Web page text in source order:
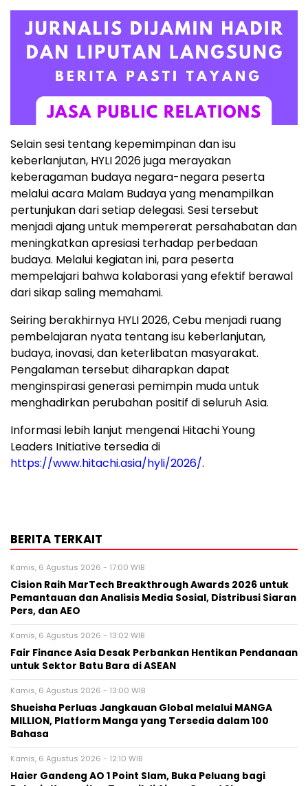
Selain sesi tentang kepemimpinan dan isu
keberlanjutan, HYLI 2026 juga merayakan
keberagaman budaya negara-negara peserta
melalui acara Malam Budaya yang menampilkan
pertunjukan dari setiap delegasi. Sesi tersebut
menjadi ajang untuk mempererat persahabatan dan
meningkatkan apresiasi terhadap perbedaan
budaya. Melalui kegiatan ini, para peserta
mempelajari bahwa kolaborasi yang efektif berawal
dari sikap saling memahami.
Seiring berakhirnya HYLI 2026, Cebu menjadi ruang
pembelajaran nyata tentang isu keberlanjutan,
budaya, inovasi, dan keterlibatan masyarakat.
Pengalaman tersebut diharapkan dapat
menginspirasi generasi pemimpin muda untuk
menghadirkan perubahan positif di seluruh Asia.
Informasi lebih lanjut mengenai Hitachi Young
Leaders Initiative tersedia di
https://www.hitachi.asia/hyli/2026/.
BERITA TERKAIT
Kamis, 6 Agustus 2026 - 17:00 WIB
Cision Raih MarTech Breakthrough Awards 2026 untuk
Pemantauan dan Analisis Media Sosial, Distribusi Siaran
Pers, dan AEO
Kamis, 6 Agustus 2026 - 13:02 WIB
Fair Finance Asia Desak Perbankan Hentikan Pendanaan
untuk Sektor Batu Bara di ASEAN
Kamis, 6 Agustus 2026 - 13:00 WIB
Shueisha Perluas Jangkauan Global melalui MANGA
MILLION, Platform Manga yang Tersedia dalam 100
Bahasa
Kamis, 6 Agustus 2026 - 12:10 WIB
Haier Gandeng AO 1 Point Slam, Buka Peluang bagi